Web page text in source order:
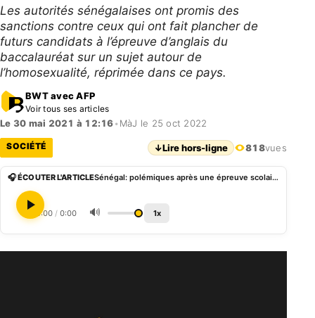
Les autorités sénégalaises ont promis des
sanctions contre ceux qui ont fait plancher de
futurs candidats à l’épreuve d’anglais du
baccalauréat sur un sujet autour de
l’homosexualité, réprimée dans ce pays.
BWT avec AFP
Voir tous ses articles
Le 30 mai 2021 à 12:16• MàJ le 25 oct 2022
SOCIÉTÉ ↓Lire hors-ligne 818vues
🎧 ÉCOUTER L'ARTICLE Sénégal: polémiques après une épreuve scolaire autour de l’homosexualité
0:00 / 0:00 🔊 1x